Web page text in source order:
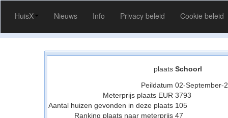
HuisX Nieuws Info Privacy beleid Cookie beleid
plaats Schoorl
Peildatum 02-September-
Meterprijs plaats EUR 3793
Aantal huizen gevonden in deze plaats 105
Ranking plaats naar meterprijs 47